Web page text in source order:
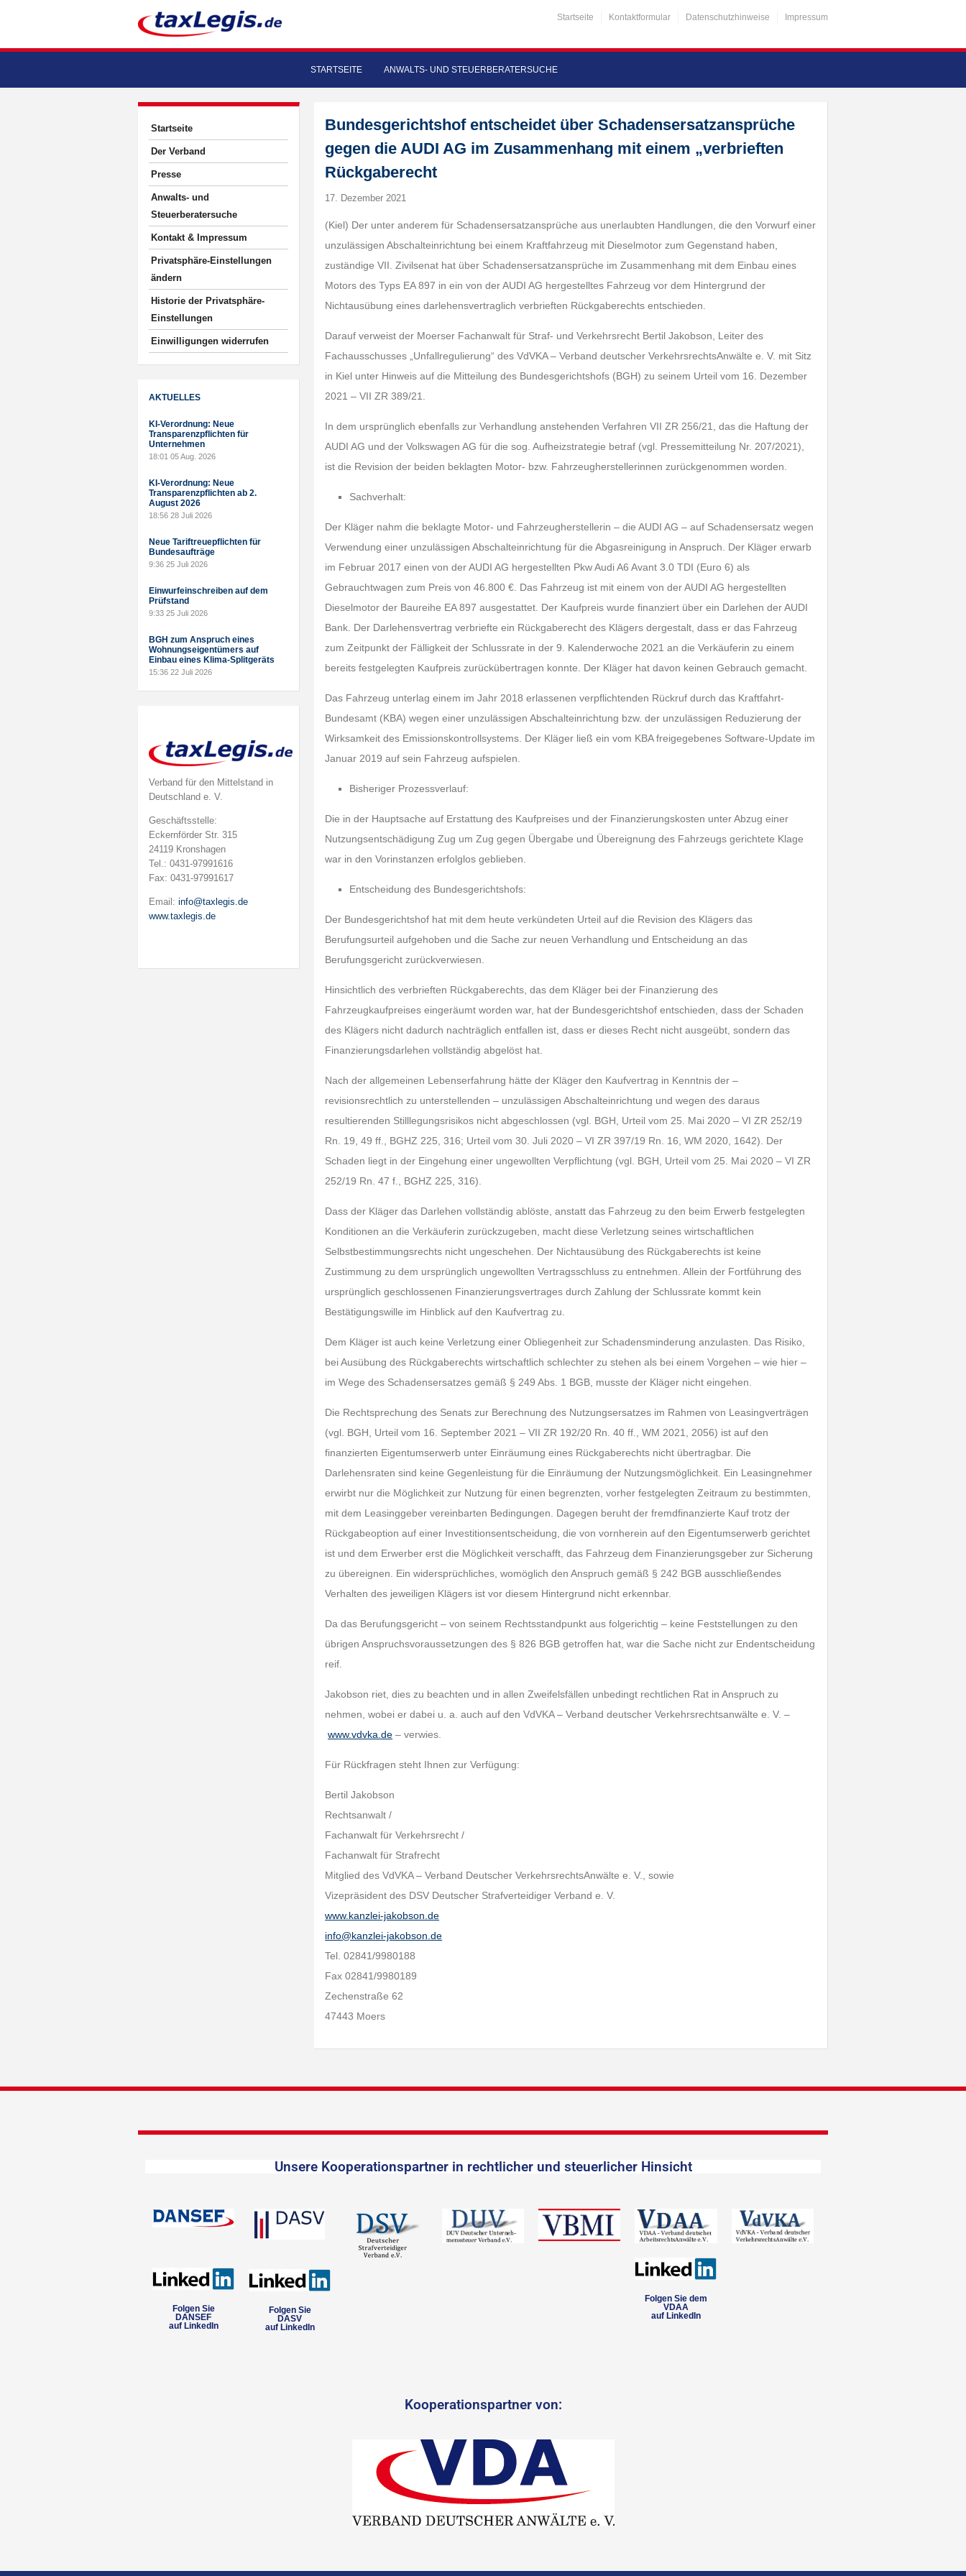
Startseite Kontaktformular Datenschutzhinweise Impressum
STARTSEITE ANWALTS- UND STEUERBERATERSUCHE
Startseite
Der Verband
Presse
Anwalts- und
Steuerberatersuche
Kontakt & Impressum
Privatsphäre-Einstellungen
ändern
Historie der Privatsphäre-
Einstellungen
Einwilligungen widerrufen
AKTUELLES
KI-Verordnung: Neue
Transparenzpflichten für
Unternehmen
18:01 05 Aug. 2026
KI-Verordnung: Neue
Transparenzpflichten ab 2.
August 2026
18:56 28 Juli 2026
Neue Tariftreuepflichten für
Bundesaufträge
9:36 25 Juli 2026
Einwurfeinschreiben auf dem
Prüfstand
9:33 25 Juli 2026
BGH zum Anspruch eines
Wohnungseigentümers auf
Einbau eines Klima-Splitgeräts
15:36 22 Juli 2026
Verband für den Mittelstand in
Deutschland e. V.
Geschäftsstelle:
Eckernförder Str. 315
24119 Kronshagen
Tel.: 0431-97991616
Fax: 0431-97991617
Email: info@taxlegis.de
www.taxlegis.de
Bundesgerichtshof entscheidet über Schadensersatzansprüche
gegen die AUDI AG im Zusammenhang mit einem „verbrieften
Rückgaberecht
17. Dezember 2021
(Kiel) Der unter anderem für Schadensersatzansprüche aus unerlaubten Handlungen, die den Vorwurf einer
unzulässigen Abschalteinrichtung bei einem Kraftfahrzeug mit Dieselmotor zum Gegenstand haben,
zuständige VII. Zivilsenat hat über Schadensersatzansprüche im Zusammenhang mit dem Einbau eines
Motors des Typs EA 897 in ein von der AUDI AG hergestelltes Fahrzeug vor dem Hintergrund der
Nichtausübung eines darlehensvertraglich verbrieften Rückgaberechts entschieden.
Darauf verweist der Moerser Fachanwalt für Straf- und Verkehrsrecht Bertil Jakobson, Leiter des
Fachausschusses „Unfallregulierung“ des VdVKA – Verband deutscher VerkehrsrechtsAnwälte e. V. mit Sitz
in Kiel unter Hinweis auf die Mitteilung des Bundesgerichtshofs (BGH) zu seinem Urteil vom 16. Dezember
2021 – VII ZR 389/21.
In dem ursprünglich ebenfalls zur Verhandlung anstehenden Verfahren VII ZR 256/21, das die Haftung der
AUDI AG und der Volkswagen AG für die sog. Aufheizstrategie betraf (vgl. Pressemitteilung Nr. 207/2021),
ist die Revision der beiden beklagten Motor- bzw. Fahrzeugherstellerinnen zurückgenommen worden.
Sachverhalt:
Der Kläger nahm die beklagte Motor- und Fahrzeugherstellerin – die AUDI AG – auf Schadensersatz wegen
Verwendung einer unzulässigen Abschalteinrichtung für die Abgasreinigung in Anspruch. Der Kläger erwarb
im Februar 2017 einen von der AUDI AG hergestellten Pkw Audi A6 Avant 3.0 TDI (Euro 6) als
Gebrauchtwagen zum Preis von 46.800 €. Das Fahrzeug ist mit einem von der AUDI AG hergestellten
Dieselmotor der Baureihe EA 897 ausgestattet. Der Kaufpreis wurde finanziert über ein Darlehen der AUDI
Bank. Der Darlehensvertrag verbriefte ein Rückgaberecht des Klägers dergestalt, dass er das Fahrzeug
zum Zeitpunkt der Fälligkeit der Schlussrate in der 9. Kalenderwoche 2021 an die Verkäuferin zu einem
bereits festgelegten Kaufpreis zurückübertragen konnte. Der Kläger hat davon keinen Gebrauch gemacht.
Das Fahrzeug unterlag einem im Jahr 2018 erlassenen verpflichtenden Rückruf durch das Kraftfahrt-
Bundesamt (KBA) wegen einer unzulässigen Abschalteinrichtung bzw. der unzulässigen Reduzierung der
Wirksamkeit des Emissionskontrollsystems. Der Kläger ließ ein vom KBA freigegebenes Software-Update im
Januar 2019 auf sein Fahrzeug aufspielen.
Bisheriger Prozessverlauf:
Die in der Hauptsache auf Erstattung des Kaufpreises und der Finanzierungskosten unter Abzug einer
Nutzungsentschädigung Zug um Zug gegen Übergabe und Übereignung des Fahrzeugs gerichtete Klage
war in den Vorinstanzen erfolglos geblieben.
Entscheidung des Bundesgerichtshofs:
Der Bundesgerichtshof hat mit dem heute verkündeten Urteil auf die Revision des Klägers das
Berufungsurteil aufgehoben und die Sache zur neuen Verhandlung und Entscheidung an das
Berufungsgericht zurückverwiesen.
Hinsichtlich des verbrieften Rückgaberechts, das dem Kläger bei der Finanzierung des
Fahrzeugkaufpreises eingeräumt worden war, hat der Bundesgerichtshof entschieden, dass der Schaden
des Klägers nicht dadurch nachträglich entfallen ist, dass er dieses Recht nicht ausgeübt, sondern das
Finanzierungsdarlehen vollständig abgelöst hat.
Nach der allgemeinen Lebenserfahrung hätte der Kläger den Kaufvertrag in Kenntnis der –
revisionsrechtlich zu unterstellenden – unzulässigen Abschalteinrichtung und wegen des daraus
resultierenden Stilllegungsrisikos nicht abgeschlossen (vgl. BGH, Urteil vom 25. Mai 2020 – VI ZR 252/19
Rn. 19, 49 ff., BGHZ 225, 316; Urteil vom 30. Juli 2020 – VI ZR 397/19 Rn. 16, WM 2020, 1642). Der
Schaden liegt in der Eingehung einer ungewollten Verpflichtung (vgl. BGH, Urteil vom 25. Mai 2020 – VI ZR
252/19 Rn. 47 f., BGHZ 225, 316).
Dass der Kläger das Darlehen vollständig ablöste, anstatt das Fahrzeug zu den beim Erwerb festgelegten
Konditionen an die Verkäuferin zurückzugeben, macht diese Verletzung seines wirtschaftlichen
Selbstbestimmungsrechts nicht ungeschehen. Der Nichtausübung des Rückgaberechts ist keine
Zustimmung zu dem ursprünglich ungewollten Vertragsschluss zu entnehmen. Allein der Fortführung des
ursprünglich geschlossenen Finanzierungsvertrages durch Zahlung der Schlussrate kommt kein
Bestätigungswille im Hinblick auf den Kaufvertrag zu.
Dem Kläger ist auch keine Verletzung einer Obliegenheit zur Schadensminderung anzulasten. Das Risiko,
bei Ausübung des Rückgaberechts wirtschaftlich schlechter zu stehen als bei einem Vorgehen – wie hier –
im Wege des Schadensersatzes gemäß § 249 Abs. 1 BGB, musste der Kläger nicht eingehen.
Die Rechtsprechung des Senats zur Berechnung des Nutzungsersatzes im Rahmen von Leasingverträgen
(vgl. BGH, Urteil vom 16. September 2021 – VII ZR 192/20 Rn. 40 ff., WM 2021, 2056) ist auf den
finanzierten Eigentumserwerb unter Einräumung eines Rückgaberechts nicht übertragbar. Die
Darlehensraten sind keine Gegenleistung für die Einräumung der Nutzungsmöglichkeit. Ein Leasingnehmer
erwirbt nur die Möglichkeit zur Nutzung für einen begrenzten, vorher festgelegten Zeitraum zu bestimmten,
mit dem Leasinggeber vereinbarten Bedingungen. Dagegen beruht der fremdfinanzierte Kauf trotz der
Rückgabeoption auf einer Investitionsentscheidung, die von vornherein auf den Eigentumserwerb gerichtet
ist und dem Erwerber erst die Möglichkeit verschafft, das Fahrzeug dem Finanzierungsgeber zur Sicherung
zu übereignen. Ein widersprüchliches, womöglich den Anspruch gemäß § 242 BGB ausschließendes
Verhalten des jeweiligen Klägers ist vor diesem Hintergrund nicht erkennbar.
Da das Berufungsgericht – von seinem Rechtsstandpunkt aus folgerichtig – keine Feststellungen zu den
übrigen Anspruchsvoraussetzungen des § 826 BGB getroffen hat, war die Sache nicht zur Endentscheidung
reif.
Jakobson riet, dies zu beachten und in allen Zweifelsfällen unbedingt rechtlichen Rat in Anspruch zu
nehmen, wobei er dabei u. a. auch auf den VdVKA – Verband deutscher Verkehrsrechtsanwälte e. V. –
www.vdvka.de – verwies.
Für Rückfragen steht Ihnen zur Verfügung:
Bertil Jakobson
Rechtsanwalt /
Fachanwalt für Verkehrsrecht /
Fachanwalt für Strafrecht
Mitglied des VdVKA – Verband Deutscher VerkehrsrechtsAnwälte e. V., sowie
Vizepräsident des DSV Deutscher Strafverteidiger Verband e. V.
www.kanzlei-jakobson.de
info@kanzlei-jakobson.de
Tel. 02841/9980188
Fax 02841/9980189
Zechenstraße 62
47443 Moers
Unsere Kooperationspartner in rechtlicher und steuerlicher Hinsicht
Folgen Sie
DANSEF
auf LinkedIn
Folgen Sie
DASV
auf LinkedIn
Folgen Sie dem
VDAA
auf LinkedIn
Kooperationspartner von: